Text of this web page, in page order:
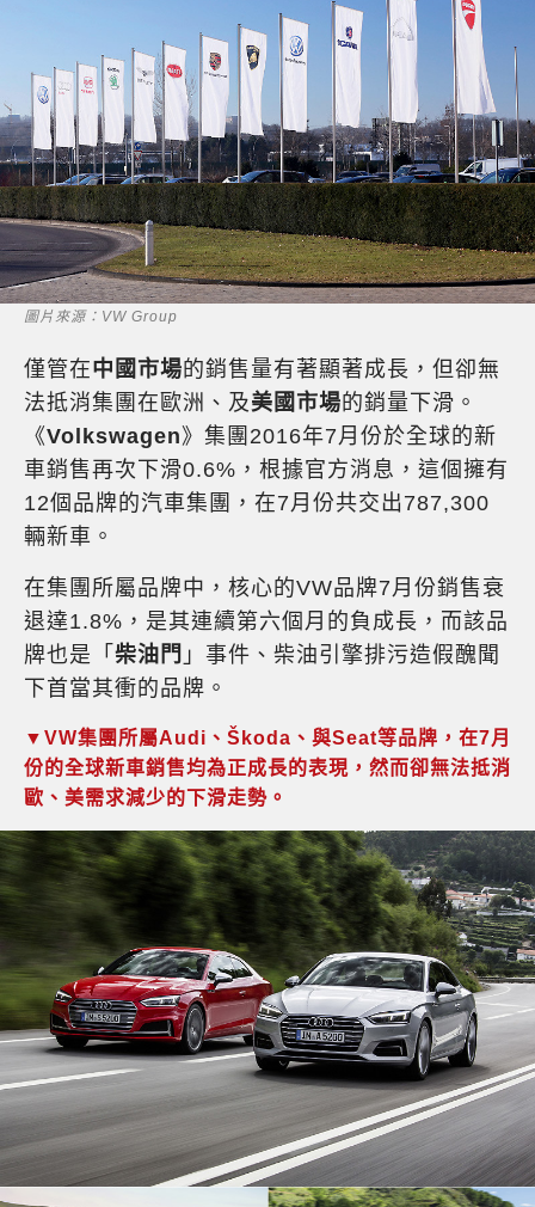
圖片來源：VW Group
僅管在中國市場的銷售量有著顯著成長，但卻無
法抵消集團在歐洲、及美國市場的銷量下滑。
《Volkswagen》集團2016年7月份於全球的新
車銷售再次下滑0.6%，根據官方消息，這個擁有
12個品牌的汽車集團，在7月份共交出787,300
輛新車。
在集團所屬品牌中，核心的VW品牌7月份銷售衰
退達1.8%，是其連續第六個月的負成長，而該品
牌也是「 柴油門 」事件、柴油引擎排污造假醜聞
下首當其衝的品牌。
▼VW集團所屬Audi、Škoda、與Seat等品牌，在7月
份的全球新車銷售均為正成長的表現，然而卻無法抵消
歐、美需求減少的下滑走勢。